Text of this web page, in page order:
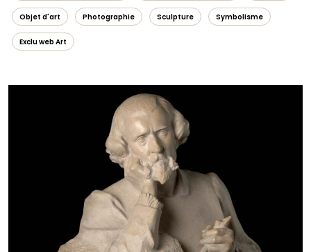
Objet d'art Photographie Sculpture Symbolisme
Exclu web Art